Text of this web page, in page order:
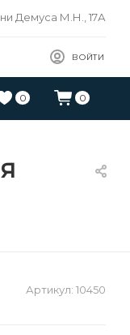
Демуса М.Н., 17А
ВОЙТИ
0 0
Артикул: 10450